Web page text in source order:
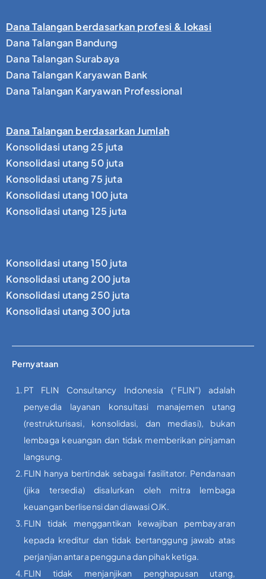
Dana Talangan berdasarkan profesi & lokasi
Dana Talangan Bandung
Dana Talangan Surabaya
Dana Talangan Karyawan Bank
Dana Talangan Karyawan Professional
Dana Talangan berdasarkan Jumlah
Konsolidasi utang 25 juta
Konsolidasi utang 50 juta
Konsolidasi utang 75 juta
Konsolidasi utang 100 juta
Konsolidasi utang 125 juta
Konsolidasi utang 150 juta
Konsolidasi utang 200 juta
Konsolidasi utang 250 juta
Konsolidasi utang 300 juta
Pernyataan
PT FLIN Consultancy Indonesia (“FLIN”) adalah
penyedia layanan konsultasi manajemen utang
(restrukturisasi, konsolidasi, dan mediasi), bukan
lembaga keuangan dan tidak memberikan pinjaman
langsung.
FLIN hanya bertindak sebagai fasilitator. Pendanaan
(jika tersedia) disalurkan oleh mitra lembaga
keuangan berlisensi dan diawasi OJK.
FLIN tidak menggantikan kewajiban pembayaran
kepada kreditur dan tidak bertanggung jawab atas
perjanjian antara pengguna dan pihak ketiga.
FLIN tidak menjanjikan penghapusan utang,